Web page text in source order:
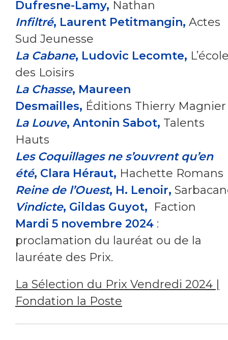
Dufresne-Lamy, Nathan
Infiltré, Laurent Petitmangin, Actes
Sud Jeunesse
La Cabane, Ludovic Lecomte,
des Loisirs
La Chasse, Maureen
Desmailles, Éditions Thierry Magnier
La Louve, Antonin Sabot, Talents
Hauts
Les Coquillages ne s’ouvrent qu’en
été, Clara Héraut, Hachette Romans
Reine de l’Ouest, H. Lenoir,
Vindicte, Gildas Guyot, Faction
Mardi 5 novembre 2024 :
proclamation du lauréat ou de la
lauréate des Prix.
La Sélection du Prix Vendredi 2024 |
Fondation la Poste